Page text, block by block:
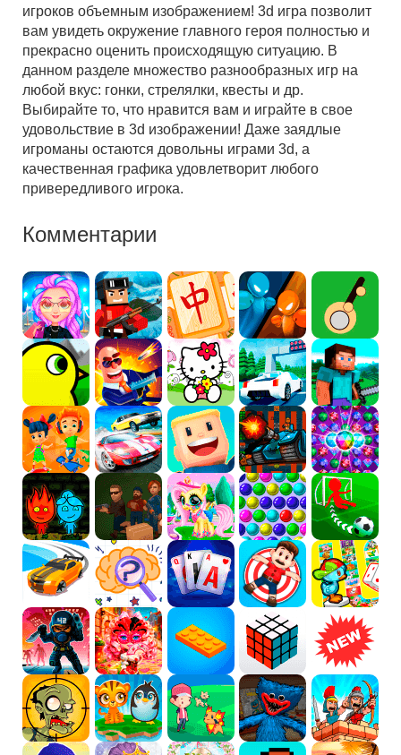
игроков объемным изображением! 3d игра позволит
вам увидеть окружение главного героя полностью и
прекрасно оценить происходящую ситуацию. В
данном разделе множество разнообразных игр на
любой вкус: гонки, стрелялки, квесты и др.
Выбирайте то, что нравится вам и играйте в свое
удовольствие в 3d изображении! Даже заядлые
игроманы остаются довольны играми 3d, а
качественная графика удовлетворит любого
привередливого игрока.
Комментарии